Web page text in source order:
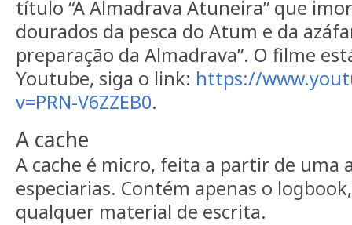
título “A Almadrava Atuneira” que
dourados da pesca do Atum e da
preparação da Almadrava”. O filme
Youtube, siga o link: https://
v=PRN-V6ZZEB0.
A cache
A cache é micro, feita a partir de uma
especiarias. Contém apenas o
qualquer material de escrita.